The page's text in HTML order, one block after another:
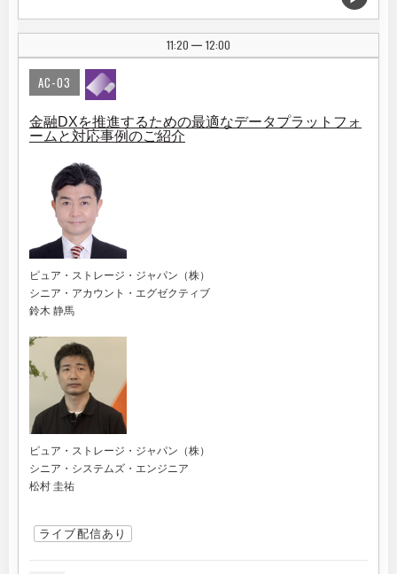
11:20 | 12:00
AC-03
金融DXを推進するための最適なデータプラットフォ
ームと対応事例のご紹介
ピュア・ストレージ・ジャパン（株）
シニア・アカウント・エグゼクティブ
鈴木 静馬
ピュア・ストレージ・ジャパン（株）
シニア・システムズ・エンジニア
松村 圭祐
ライブ配信あり